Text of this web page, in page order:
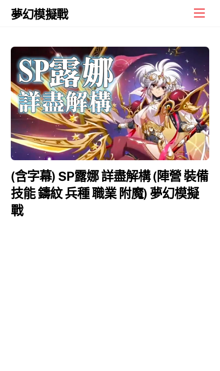
Skip
夢幻模擬戰
(含字幕) SP露娜 詳盡解構 (陣營 裝備
技能 鑄紋 兵種 職業 附魔) 夢幻模擬
戰